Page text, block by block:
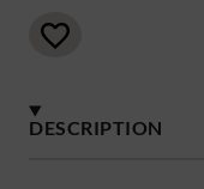
DESCRIPTION